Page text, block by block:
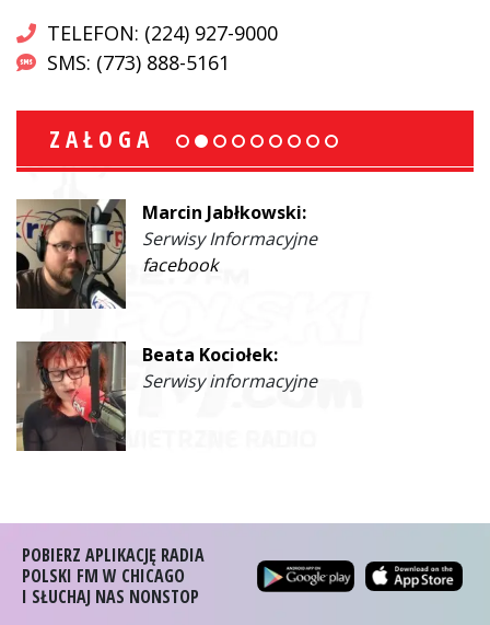
TELEFON: (224) 927-9000
SMS: (773) 888-5161
ZAŁOGA
Marcin Jabłkowski:
Serwisy Informacyjne
facebook
Beata Kociołek:
Serwisy informacyjne
POBIERZ APLIKACJĘ RADIA
POLSKI FM W CHICAGO
I SŁUCHAJ NAS NONSTOP